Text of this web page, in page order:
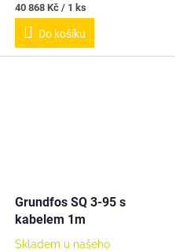
Měrná
cena:
40 868 Kč / 1 ks
Do košíku
Grundfos SQ 3-95 s
kabelem 1m
Skladem u našeho